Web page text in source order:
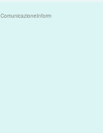
ComunicazioneInform